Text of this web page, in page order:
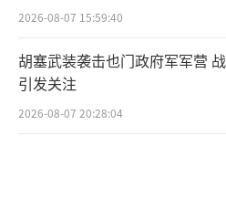
2026-08-07 15:59:40
胡塞武装袭击也门政府军军营
引发关注
2026-08-07 20:28:04